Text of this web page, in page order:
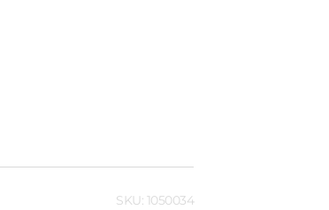
SKU: 1050034